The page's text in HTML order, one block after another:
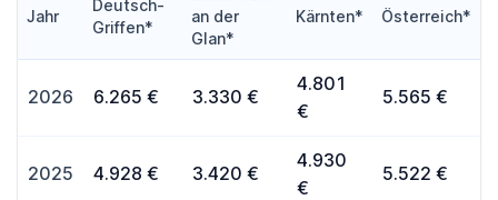
Jahr
Deutsch-
Griffen*
an der
Glan*
Kärnten* Österreich*
2026 6.265 € 3.330 €
4.801
€
5.565 €
2025 4.928 € 3.420 €
4.930
€
5.522 €